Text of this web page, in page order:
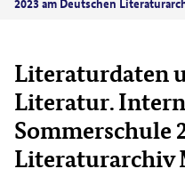
Literaturdaten
Literatur.
Sommerschule
Literaturarchiv